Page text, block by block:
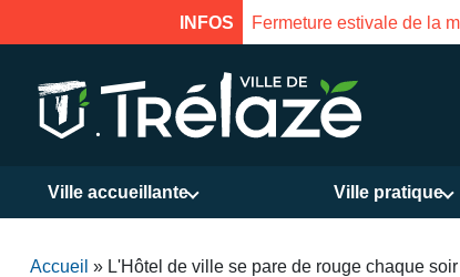
INFOS Fermeture estivale de la
Ville accueillante Ville pratique
Accueil » L'Hôtel de ville se pare de rouge chaque